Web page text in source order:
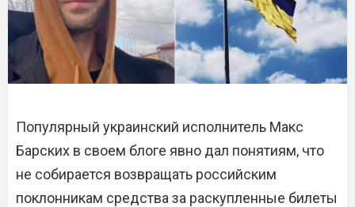
Популярный украинский исполнитель Макс
Барских в своем блоге явно дал понятиям, что
не собирается возвращать российским
поклонникам средства за раскупленные билеты